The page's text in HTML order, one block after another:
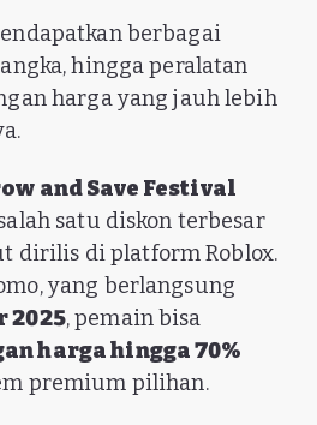
berbagai
hingga peralatan
harga yang jauh lebih
and Save Festival
satu diskon terbesar
dirilis di platform Roblox.
yang berlangsung
2025, pemain bisa
harga hingga 70%
premium pilihan.